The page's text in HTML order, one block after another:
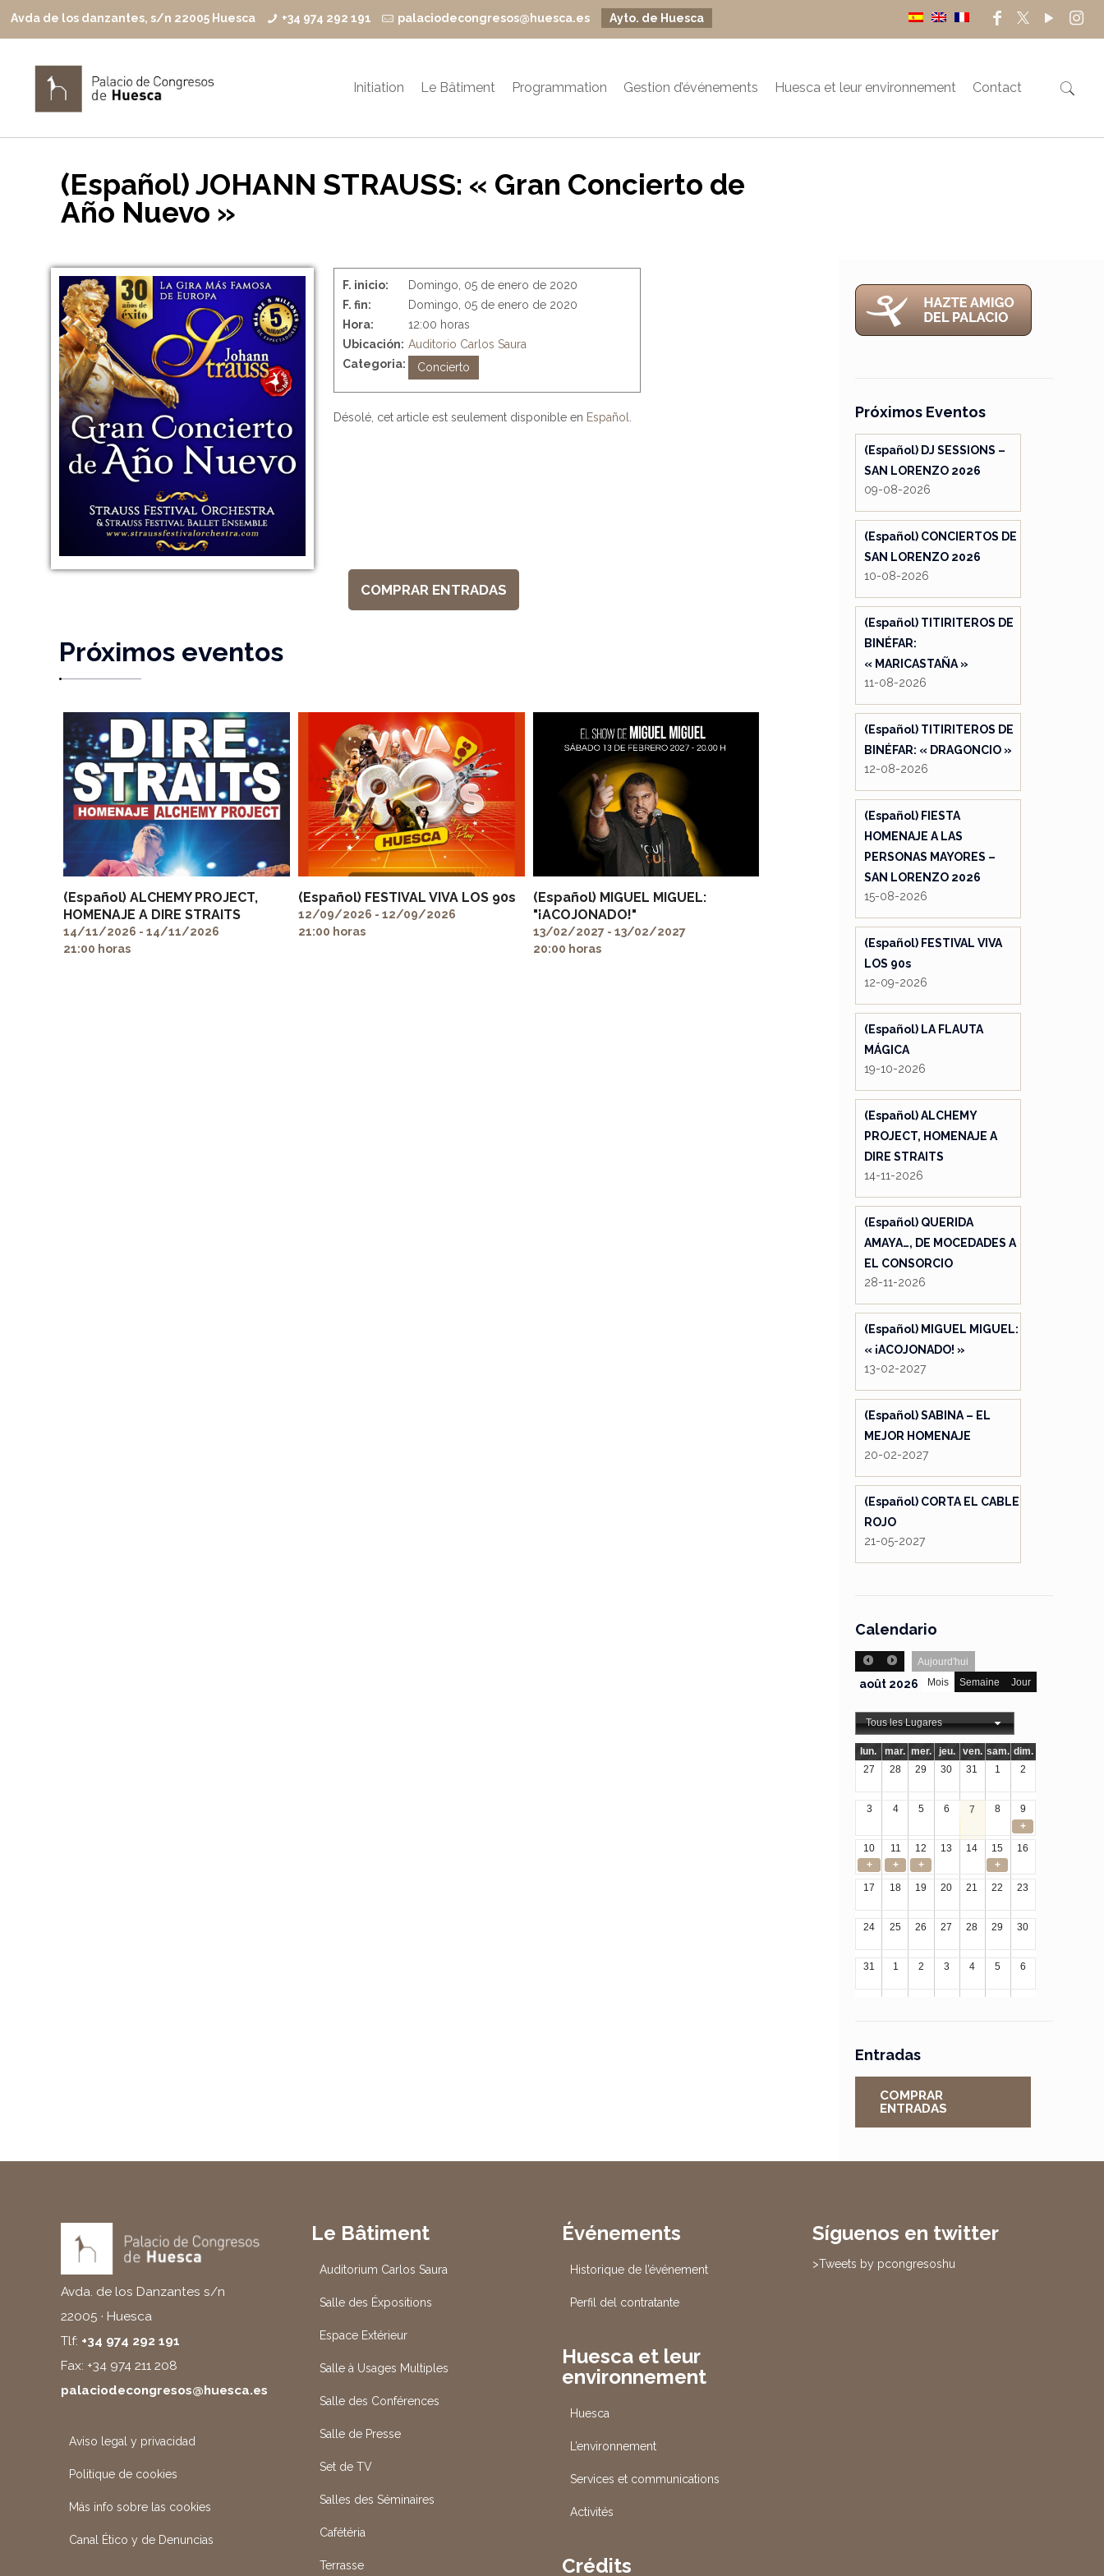
Avda de los danzantes, s/n 22005 Huesca +34 974 292 191 palaciodecongresos@huesca.es Ayto. de Huesca
Initiation Le Bâtiment Programmation Gestion d’événements Huesca et leur environnement Contact
(Español) JOHANN STRAUSS: « Gran Concierto de
Año Nuevo »
F. inicio:
Domingo, 05 de enero de 2020
F. fin:
Domingo, 05 de enero de 2020
Hora:
12:00 horas
Ubicación: Auditorio Carlos Saura
Categoria:
Concierto
Désolé, cet article est seulement disponible en Español
COMPRAR ENTRADAS
Próximos eventos
(Español) ALCHEMY PROJECT,
HOMENAJE A DIRE STRAITS
14/11/2026 - 14/11/2026
21:00 horas
(Español) FESTIVAL VIVA LOS 90s
12/09/2026 - 12/09/2026
21:00 horas
(Español) MIGUEL MIGUEL:
"¡ACOJONADO!"
13/02/2027 - 13/02/2027
20:00 horas
Próximos Eventos
(Español) DJ SESSIONS –
SAN LORENZO 2026
09-08-2026
(Español) CONCIERTOS DE
SAN LORENZO 2026
10-08-2026
(Español) TITIRITEROS DE
BINÉFAR:
« MARICASTAÑA »
11-08-2026
(Español) TITIRITEROS DE
BINÉFAR: « DRAGONCIO »
12-08-2026
(Español) FIESTA
HOMENAJE A LAS
PERSONAS MAYORES –
SAN LORENZO 2026
15-08-2026
(Español) FESTIVAL VIVA
LOS 90s
12-09-2026
(Español) LA FLAUTA
MÁGICA
19-10-2026
(Español) ALCHEMY
PROJECT, HOMENAJE A
DIRE STRAITS
14-11-2026
(Español) QUERIDA
AMAYA…, DE MOCEDADES A
EL CONSORCIO
28-11-2026
(Español) MIGUEL MIGUEL:
« ¡ACOJONADO! »
13-02-2027
(Español) SABINA – EL
MEJOR HOMENAJE
20-02-2027
(Español) CORTA EL CABLE
ROJO
21-05-2027
Calendario
Aujourd'hui
Mois
Semaine Jour
août 2026
Tous les Lugares
lun. mar. mer. jeu. ven. sam. dim.
27
28 29 30 31 1 2
3 4 5 6 7 8
9
+
10
11 12 13 14 15
16
+
+ +
+
17
18 19 20 21 22 23
24 25 26 27 28 29 30
31 1 2 3 4 5 6
Entradas
COMPRAR
ENTRADAS
Avda. de los Danzantes s/n
22005 · Huesca
Tlf: +34 974 292 191
Fax: +34 974 211 208
palaciodecongresos@huesca.es
Aviso legal y privacidad
Politique de cookies
Más info sobre las cookies
Canal Ético y de Denuncias
Le Bâtiment
Auditorium Carlos Saura
Salle des Éxpositions
Espace Extérieur
Salle à Usages Multiples
Salle des Conférences
Salle de Presse
Set de TV
Salles des Séminaires
Cafétéria
Terrasse
Événements
Historique de l’événement
Perfil del contratante
Huesca et leur
environnement
Huesca
L’environnement
Services et communications
Activités
Crédits
Síguenos en twitter
>Tweets by pcongresoshu